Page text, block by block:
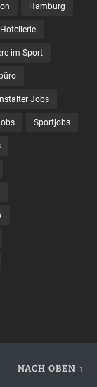
Hamburg
Hotellerie
im Sport
Jobs
Sportjobs
NACH OBEN ↑